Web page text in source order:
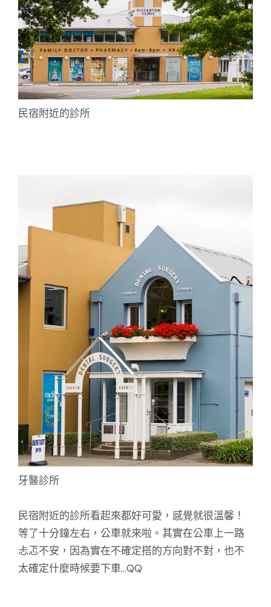
民宿附近的診所
牙醫診所
民宿附近的診所看起來都好可愛，感覺就很溫馨！
等了十分鐘左右，公車就來啦。其實在公車上一路
忐忑不安，因為實在不確定搭的方向對不對，也不
太確定什麼時候要下車...QQ